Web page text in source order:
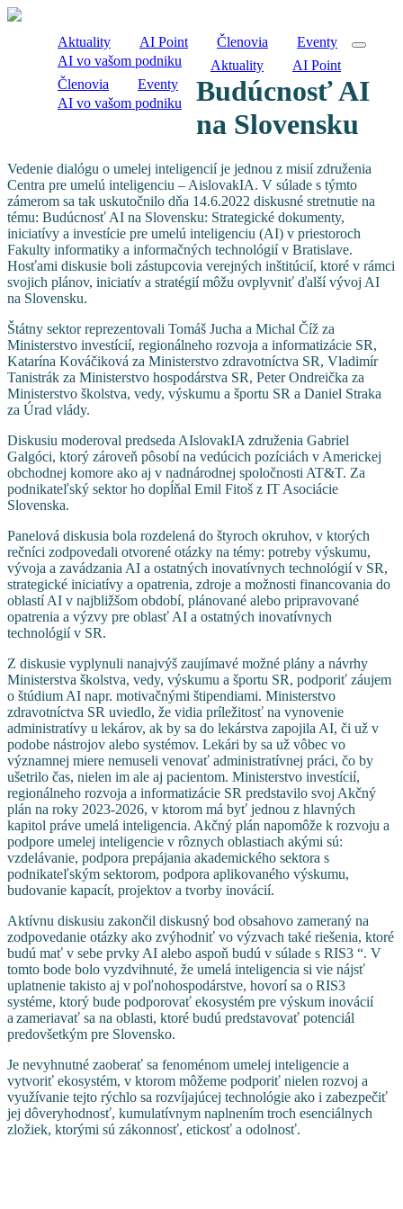
Aktuality AI Point Členovia
Eventy
AI vo vašom podniku
Aktuality
AI Point
Členovia
Eventy
AI vo vašom podniku
Budúcnosť AI
na Slovensku
Vedenie dialógu o umelej inteligencií je jednou z misií združenia
Centra pre umelú inteligenciu – AislovakIA. V súlade s týmto
zámerom sa tak uskutočnilo dňa 14.6.2022 diskusné stretnutie na
tému: Budúcnosť AI na Slovensku: Strategické dokumenty,
iniciatívy a investície pre umelú inteligenciu (AI) v priestoroch
Fakulty informatiky a informačných technológií v Bratislave.
Hosťami diskusie boli zástupcovia verejných inštitúcií, ktoré v rámci
svojich plánov, iniciatív a stratégií môžu ovplyvniť ďalší vývoj AI
na Slovensku.
Štátny sektor reprezentovali Tomáš Jucha a Michal Číž za
Ministerstvo investícií, regionálneho rozvoja a informatizácie SR,
Katarína Kováčiková za Ministerstvo zdravotníctva SR, Vladimír
Tanistrák za Ministerstvo hospodárstva SR, Peter Ondreička za
Ministerstvo školstva, vedy, výskumu a športu SR a Daniel Straka
za Úrad vlády.
Diskusiu moderoval predseda AIslovakIA združenia Gabriel
Galgóci, ktorý zároveň pôsobí na vedúcich pozíciách v Americkej
obchodnej komore ako aj v nadnárodnej spoločnosti AT&T. Za
podnikateľský sektor ho dopĺňal Emil Fitoš z IT Asociácie
Slovenska.
Panelová diskusia bola rozdelená do štyroch okruhov, v ktorých
rečníci zodpovedali otvorené otázky na témy: potreby výskumu,
vývoja a zavádzania AI a ostatných inovatívnych technológií v SR,
strategické iniciatívy a opatrenia, zdroje a možnosti financovania do
oblastí AI v najbližšom období, plánované alebo pripravované
opatrenia a výzvy pre oblasť AI a ostatných inovatívnych
technológií v SR.
Z diskusie vyplynuli nanajvýš zaujímavé možné plány a návrhy
Ministerstva školstva, vedy, výskumu a športu SR, podporiť záujem
o štúdium AI napr. motivačnými štipendiami. Ministerstvo
zdravotníctva SR uviedlo, že vidia príležitosť na vynovenie
administratívy u lekárov, ak by sa do lekárstva zapojila AI, či už v
podobe nástrojov alebo systémov. Lekári by sa už vôbec vo
významnej miere nemuseli venovať administratívnej práci, čo by
ušetrilo čas, nielen im ale aj pacientom. Ministerstvo investícií,
regionálneho rozvoja a informatizácie SR predstavilo svoj Akčný
plán na roky 2023-2026, v ktorom má byť jednou z hlavných
kapitol práve umelá inteligencia. Akčný plán napomôže k rozvoju a
podpore umelej inteligencie v rôznych oblastiach akými sú:
vzdelávanie, podpora prepájania akademického sektora s
podnikateľským sektorom, podpora aplikovaného výskumu,
budovanie kapacít, projektov a tvorby inovácií.
Aktívnu diskusiu zakončil diskusný bod obsahovo zameraný na
zodpovedanie otázky ako zvýhodniť vo výzvach také riešenia, ktoré
budú mať v sebe prvky AI alebo aspoň budú v súlade s RIS3 “. V
tomto bode bolo vyzdvihnuté, že umelá inteligencia si vie nájsť
uplatnenie takisto aj v poľnohospodárstve, hovorí sa o RIS3
systéme, ktorý bude podporovať ekosystém pre výskum inovácií
a zameriavať sa na oblasti, ktoré budú predstavovať potenciál
predovšetkým pre Slovensko.
Je nevyhnutné zaoberať sa fenoménom umelej inteligencie a
vytvoriť ekosystém, v ktorom môžeme podporiť nielen rozvoj a
využívanie tejto rýchlo sa rozvíjajúcej technológie ako i zabezpečiť
jej dôveryhodnosť, kumulatívnym naplnením troch esenciálnych
zložiek, ktorými sú zákonnosť, etickosť a odolnosť.